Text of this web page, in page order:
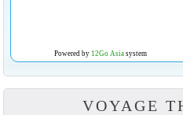
Powered by 12Go Asiasystem
VOYAGE